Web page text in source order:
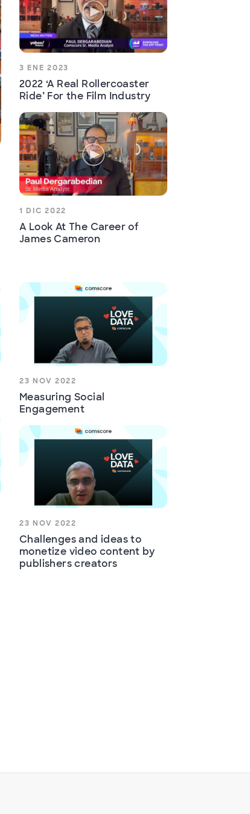
3 ENE 2023
2022 ‘A Real Rollercoaster
Ride’ For the Film Industry
1 DIC 2022
A Look At The Career of
James Cameron
23 NOV 2022
Measuring Social
Engagement
23 NOV 2022
Challenges and ideas to
monetize video content by
publishers creators